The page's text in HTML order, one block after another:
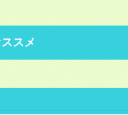
スメ